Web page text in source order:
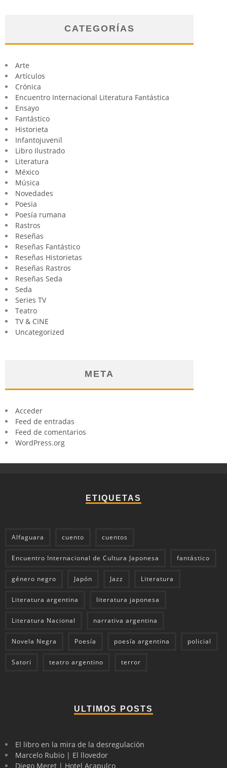
CATEGORÍAS
Arte
Artículos
Crónica
Encuentro Internacional Literatura Fantástica
Ensayo
Fantástico
Historieta
Infantojuvenil
Libro Ilustrado
Literatura
México
Música
Novedades
Poesia
Poesía rumana
Rastros
Reseñas
Reseñas Fantástico
Reseñas Historietas
Reseñas Rastros
Reseñas Seda
Seda
Series TV
Teatro
TV & CINE
Uncategorized
META
Acceder
Feed de entradas
Feed de comentarios
WordPress.org
ETIQUETAS
Alfaguara cuento cuentos
Encuentro Internacional de Cultura Japonesa fantástico
género negro Japón Jazz Literatura
Literatura argentina literatura japonesa
Literatura Nacional narrativa argentina
Novela Negra Poesía poesía argentina policial
Satori teatro argentino terror
ULTIMOS POSTS
El libro en la mira de la desregulación
Marcelo Rubio | El llovedor
Diego Meret | Hotel Acapulco